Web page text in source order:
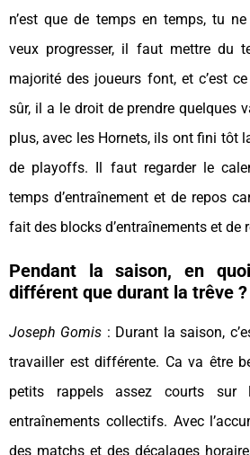
n’est que de temps en temps, tu
veux progresser, il faut mettre du
majorité des joueurs font, et c’est
sûr, il a le droit de prendre quelques
plus, avec les Hornets, ils ont fini tôt
de playoffs. Il faut regarder le
temps d’entraînement et de repos
fait des blocks d’entraînements et de
Pendant la saison, en
différent que durant la trêve ?
Joseph Gomis : Durant la saison,
travailler est différente. Ca va être
petits rappels assez courts sur
entraînements collectifs. Avec
des matchs et des décalages